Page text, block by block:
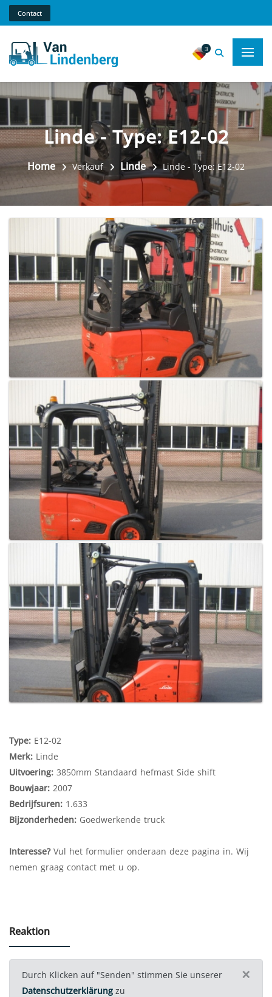
Contact
3
Linde - Type: E12-02
Home Verkauf Linde Linde - Type: E12-02
Type: E12-02
Merk: Linde
Uitvoering: 3850mm Standaard hefmast Side shift
Bouwjaar: 2007
Bedrijfsuren: 1.633
Bijzonderheden: Goedwerkende truck
Interesse?Vul het formulier onderaan deze pagina in. Wij
nemen graag contact met u op.
Reaktion
×
Durch Klicken auf "Senden" stimmen Sie unserer
Datenschutzerklärung zu